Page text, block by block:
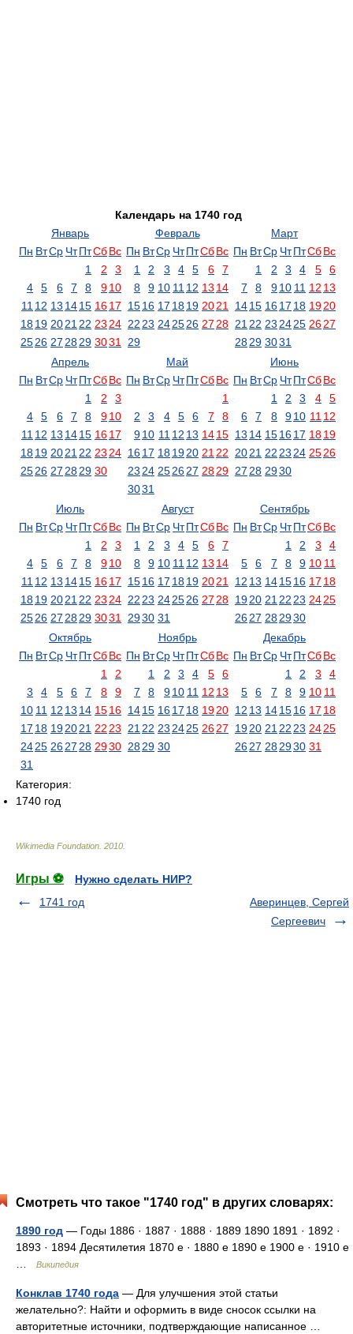
Календарь на 1740 год
Январь
Пн ВтСр ЧтПтСбВс
1
2
3
4
5 6 7 8 910
1112 13 1415 1617
1819 202122 2324
2526 272829 3031
Февраль
Пн ВтСр ЧтПтСбВс
1
2 3 4 5 6
7
8
9 10 1112 13 14
1516 17 1819 2021
2223 242526 2728
29
Март
Пн ВтСр ЧтПтСбВс
1
2 3 4 5
6
7
8 910 11 12 13
1415 1617 18 1920
2122 232425 2627
2829 3031
Апрель
Пн ВтСр ЧтПтСбВс
1
2
3
4
5 6 7 8 910
1112 13 1415 1617
1819 202122 2324
2526 272829 30
Май
Пн ВтСр ЧтПтСбВс
1
2
3 4 5 6 7
8
910 1112 13 1415
1617 181920 2122
2324 252627 2829
3031
Июнь
Пн ВтСр ЧтПтСбВс
1
2 3 4
5
6
7 8 910 1112
13 14 151617 1819
2021 222324 2526
2728 2930
Июль
Пн ВтСр ЧтПтСбВс
1
2
3
4
5 6 7 8 910
1112 13 1415 1617
1819 202122 2324
2526 272829 3031
Август
Пн ВтСр ЧтПтСбВс
1
2 3 4 5 6
7
8
9 10 1112 13 14
1516 17 1819 2021
2223 242526 2728
2930 31
Сентябрь
Пн ВтСр ЧтПтСбВс
1
2 3
4
5
6 7 8 9 10 11
12 13 141516 17 18
1920 212223 2425
2627 282930
Октябрь
Пн ВтСр ЧтПтСбВс
1
2
3
4 5 6 7 8
9
10 11 12 13 14 1516
17 18 192021 2223
2425 262728 2930
31
Ноябрь
Пн ВтСр ЧтПтСбВс
1
2 3 4 5
6
7
8 910 11 12 13
1415 1617 18 1920
2122 232425 2627
2829 30
Декабрь
Пн ВтСр ЧтПтСбВс
1
2 3
4
5
6 7 8 9 10 11
12 13 141516 17 18
1920 212223 2425
2627 282930 31
Категория:
1740 год
Wikimedia Foundation. 2010.
Игры ⚽
Нужно сделать НИР?
1741 год
Аверинцев, Сергей
Сергеевич
Смотреть что такое "1740 год" в других словарях:
1890 год — Годы 1886 · 1887 · 1888 · 1889 1890 1891 · 1892 ·
1893 · 1894 Десятилетия 1870 е · 1880 е 1890 е 1900 е · 1910 е
…
Википедия
Конклав 1740 года — Для улучшения этой статьи
желательно?: Найти и оформить в виде сносок ссылки на
авторитетные источники, подтверждающие написанное …